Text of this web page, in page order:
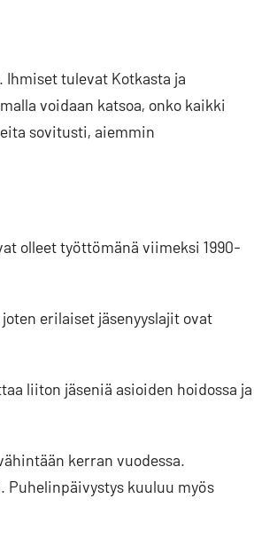
tulevat Kotkasta ja
voidaan katsoa, onko kaikki
sovitusti, aiemmin
olleet työttömänä viimeksi 1990-
erilaiset jäsenyyslajit ovat
liiton jäseniä asioiden hoidossa ja
kerran vuodessa.
Puhelinpäivystys kuuluu myös